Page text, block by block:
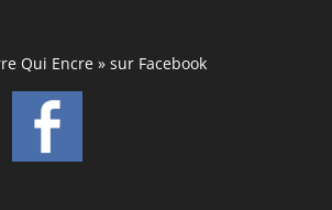
Qui Encre » sur Facebook